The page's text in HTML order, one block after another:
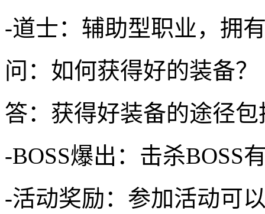
-道士：辅助型职业，拥
问：如何获得好的装备？
答：获得好装备的途径包
-BOSS爆出：击杀BOSS
-活动奖励：参加活动可